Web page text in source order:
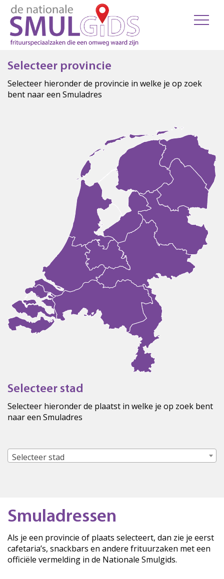
Selecteer provincie
Selecteer hieronder de provincie in welke je op zoek
bent naar een Smuladres
Selecteer stad
Selecteer hieronder de plaatst in welke je op zoek bent
naar een Smuladres
Selecteer stad
Smuladressen
Als je een provincie of plaats selecteert, dan zie je eerst
cafetaria’s, snackbars en andere frituurzaken met een
officiële vermelding in de Nationale Smulgids.